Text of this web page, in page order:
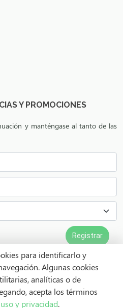
Y PROMOCIONES
y manténgase al tanto de las
. Todos los derechos reservados
LOTUS
para identificarlo y
Algunas cookies
analíticas o de
acepta los términos
y privacidad.